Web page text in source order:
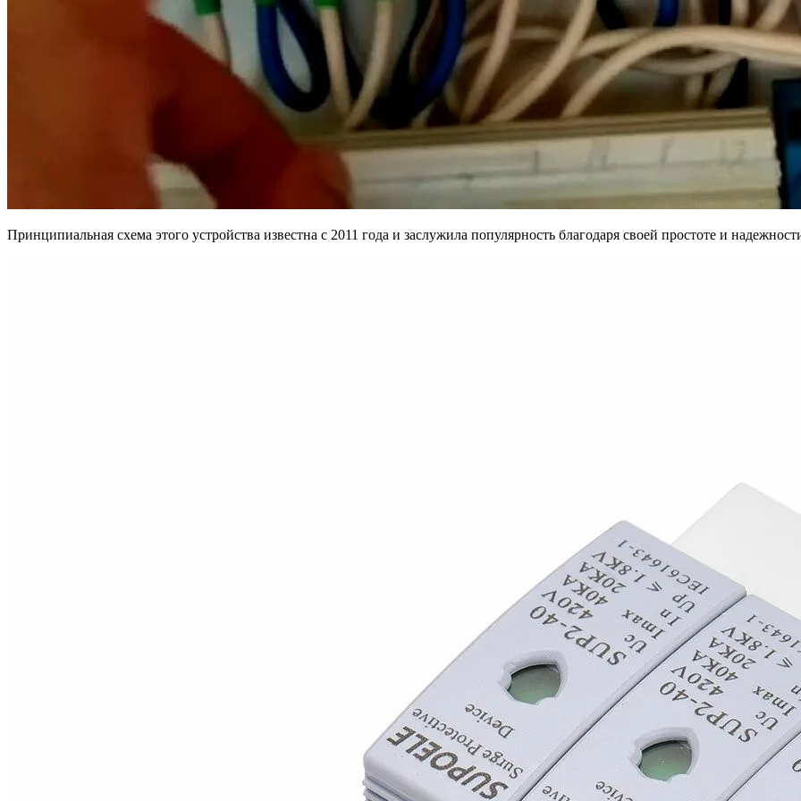
Принципиальная схема этого устройства известна с 2011 года и заслужила популярность благодаря своей простоте и